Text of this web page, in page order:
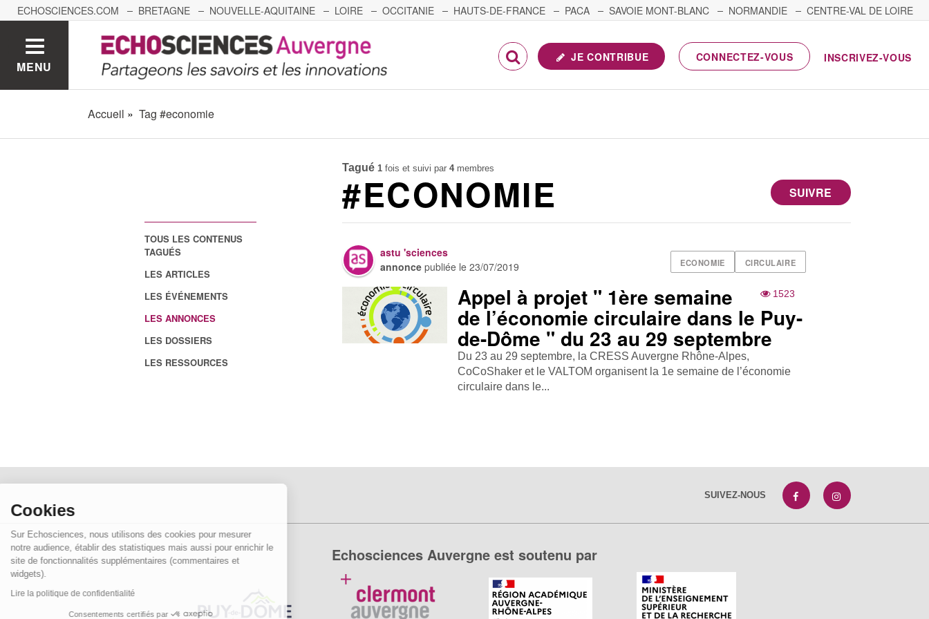
Cookies
Sur Echosciences, nous utilisons des cookies pour mesurer
notre audience, établir des statistiques mais aussi pour enrichir le
site de fonctionnalités supplémentaires (commentaires et
widgets).
Lire la politique de confidentialité
Consentements certifiés par
ECHOSCIENCES.COM BRETAGNE NOUVELLE-AQUITAINE LOIRE OCCITANIE HAUTS-DE-FRANCE PACA SAVOIE MONT-BLANC NORMANDIE
CENTRE-VAL DE LOIRE
GRENOBLE GRAND EST BOURGOGNE-FRANCHE-COMTÉ
MENU
JE CONTRIBUE CONNECTEZ-VOUS INSCRIVEZ-VOUS
Accueil Tag #economie
TOUS LES CONTENUS
TAGUÉS
LES ARTICLES
LES ÉVÉNEMENTS
LES ANNONCES
LES DOSSIERS
LES RESSOURCES
Tagué 1 fois et suivi par4membres
SUIVRE
#ECONOMIE
ECONOMIE CIRCULAIRE
astu 'sciences
annonce publiée le23/07/2019
1523
Appel à projet " 1ère semaine
de l’économie circulaire dans le Puy-
de-Dôme " du 23 au 29 septembre
Du 23 au 29 septembre, la CRESS Auvergne Rhône-Alpes,
CoCoShaker et le VALTOM organisent la 1e semaine de l’économie
circulaire dans le...
SUIVEZ-NOUS
Echosciences Auvergne est soutenu par